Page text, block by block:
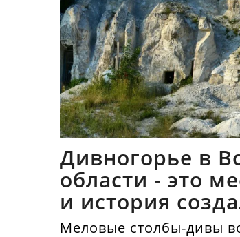
Дивногорье в
области - это
и история
синтез
Меловые столбы-дивы